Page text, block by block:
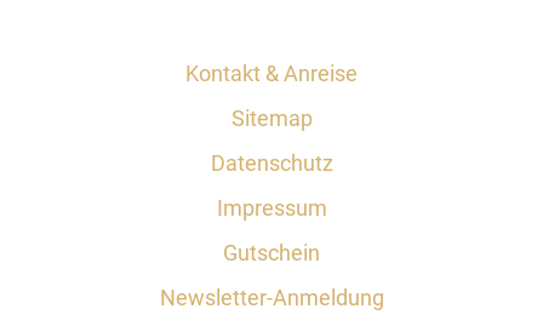
Kontakt & Anreise
Sitemap
Datenschutz
Impressum
Gutschein
Newsletter-Anmeldung